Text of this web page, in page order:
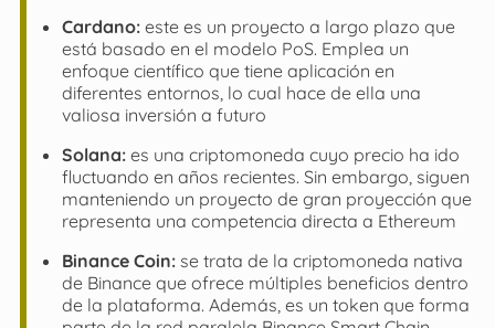
Cardano:este es un proyecto a largo plazo que
está basado en el modelo PoS. Emplea un
enfoque científico que tiene aplicación en
diferentes entornos, lo cual hace de ella una
valiosa inversión a futuro
Solana:es una criptomoneda cuyo precio ha ido
fluctuando en años recientes. Sin embargo, siguen
manteniendo un proyecto de gran proyección que
representa una competencia directa a Ethereum
Binance Coin:se trata de la criptomoneda nativa
de Binance que ofrece múltiples beneficios dentro
de la plataforma. Además, es un token que forma